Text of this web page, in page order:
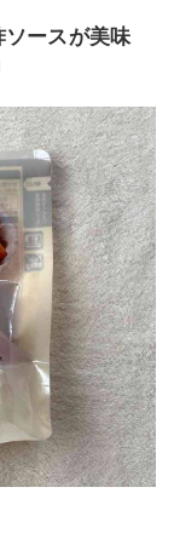
ソースが美味